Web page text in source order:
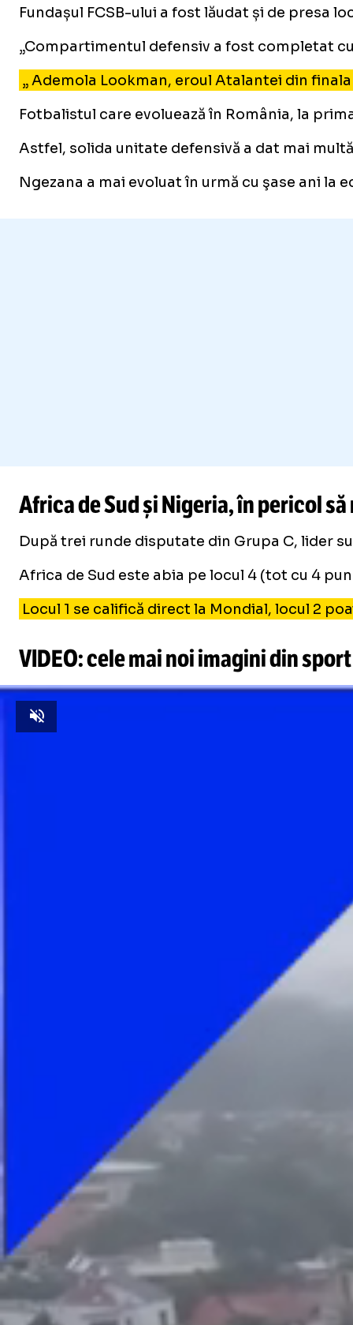
Fundașul FCSB-ului a fost lăudat și de presa
„Compartimentul defensiv a fost completat
„ Ademola Lookman, eroul Atalantei din
Fotbalistul care evoluează în România, la
Astfel, solida unitate defensivă a dat mai
Ngezana a mai evoluat în urmă cu şase ani
Africa de Sud și Nigeria, în pericol
După trei runde disputate din Grupa C, lider
Africa de Sud este abia pe locul 4 (tot cu 4
Locul 1 se califică direct la Mondial, locul 2
VIDEO: cele mai noi imagini din sport
Unmute